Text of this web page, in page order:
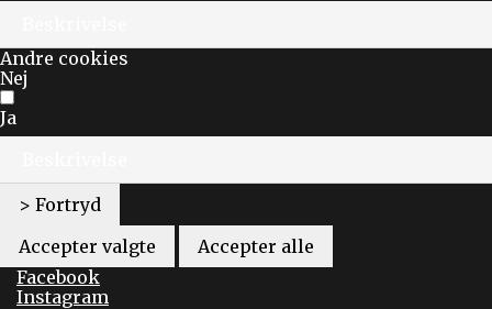
Andre cookies
Nej
Ja
> Fortryd
Accepter valgte
Accepter alle
Facebook
Instagram